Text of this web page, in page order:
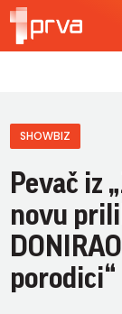
SHOWBIZ
Pevač iz
novu
porodici“